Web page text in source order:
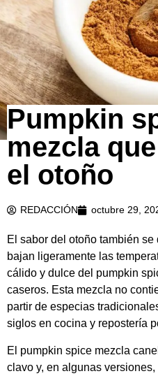
Pumpkin
mezcla
el otoño
REDACCIÓN octubre 29,
El sabor del otoño también
bajan ligeramente las
cálido y dulce del pumpkin
caseros. Esta mezcla no
partir de especias
siglos en cocina y repostería
El pumpkin spice mezcla
clavo y, en algunas